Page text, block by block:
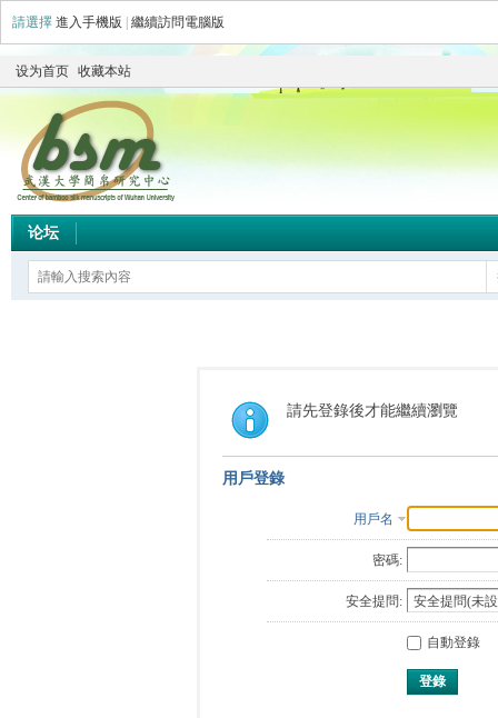
請選擇 進入手機版 繼續訪問電腦版
设为首页 收藏本站
论坛
請先登錄後才能繼續瀏覽
用戶登錄
用戶名
密碼:
安全提問:
自動登錄
登錄